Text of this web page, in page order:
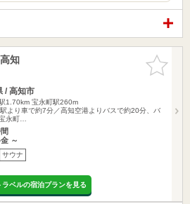
お気に入
りに追加
知
/ 高知市
1.70km 宝永町駅260m
より車で約7分／高知空港よりバスで約20分、バ
永町…
～
サウナ
ラベルの宿泊プランを見る